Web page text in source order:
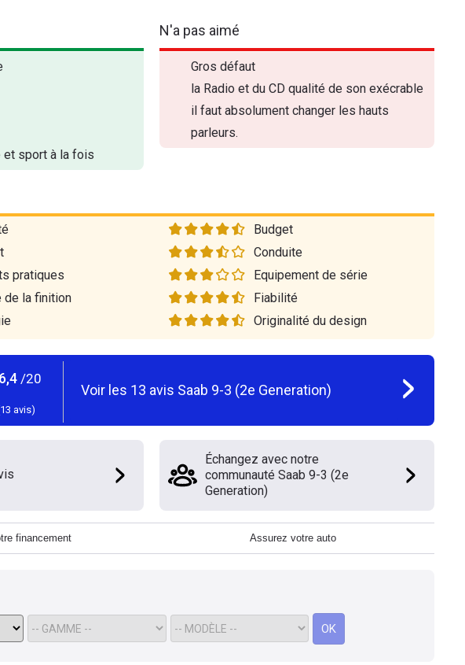
et sport à la fois
N'a pas aimé
Gros défaut
la Radio et du CD qualité de son exécrable
il faut absolument changer les hauts
parleurs.
Budget
Conduite
pratiques
Equipement de série
de la finition
Fiabilité
Originalité du design
/20
13 avis)
Voir les 13 avis Saab 9-3 (2e Generation)
Échangez avec notre
communauté Saab 9-3 (2e
Generation)
financement Assurez votre auto
OK